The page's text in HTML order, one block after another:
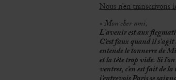
Nous n’en transcrivons
«Mon cher ami,
L’avenir est aux
C’est faux quand il
entende le tonnerre de
et la tête trop vide. Si
ventres, c’en est fait de